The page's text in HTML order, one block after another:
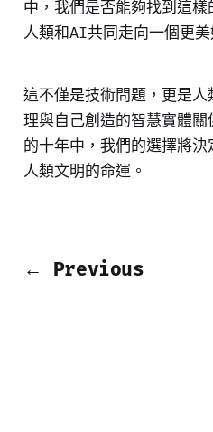
中，我們是否能夠找到這
人類和AI共同走向一個更美
這不僅是技術問題，更是
理與自己創造的智慧實體
的十年中，我們的選擇將
人類文明的命運。
← Previous